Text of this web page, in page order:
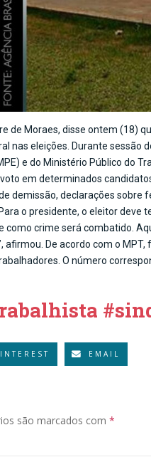
de Moraes, disse ontem (18)
nas eleições. Durante sessão
e do Ministério Público do
em determinados
demissão, declarações sobre
o presidente, o eleitor deve
como crime será combatido.
De acordo com o
O número
EMAIL
são marcados com *